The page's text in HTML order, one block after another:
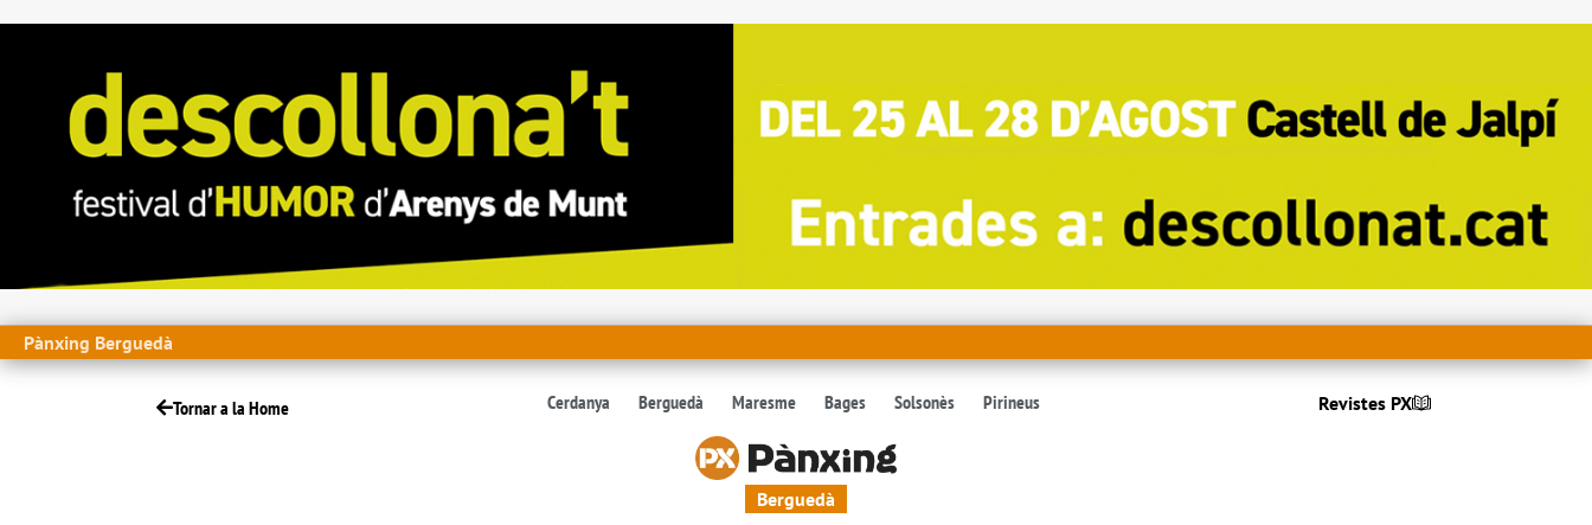
Pànxing Berguedà
Tornar a la Home Cerdanya Berguedà Maresme Bages Solsonès Pirineus Revistes PX
Berguedà